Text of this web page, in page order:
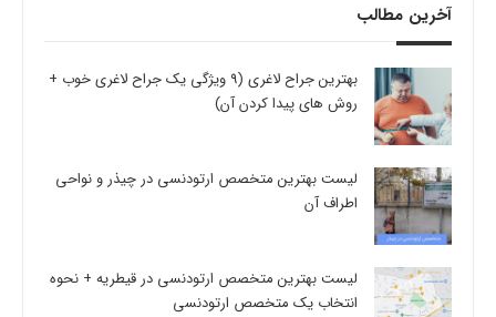
آخرین مطالب
بهترین جراح لاغری (9 ویژگی یک جراح لاغری خوب +
روش های پیدا کردن آن)
لیست بهترین متخصص ارتودنسی در چیذر و نواحی
اطراف آن
لیست بهترین متخصص ارتودنسی در قیطریه + نحوه
انتخاب یک متخصص ارتودنسی